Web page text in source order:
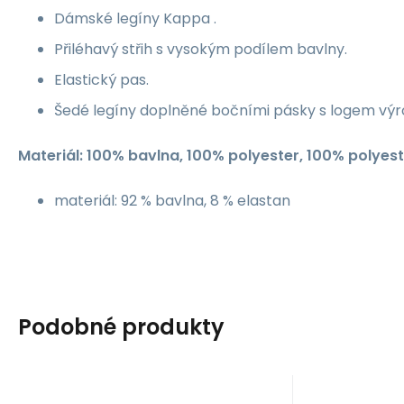
Dámské legíny Kappa .
Přiléhavý střih s vysokým podílem bavlny.
Elastický pas.
Šedé legíny doplněné bočními pásky s logem
Materiál: 100% bavlna, 100% polyester, 100%
materiál: 92 % bavlna, 8 % elastan
Podobné produkty